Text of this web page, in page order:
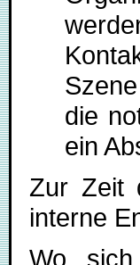
die
ein
Zur Zeit
interne
Wo